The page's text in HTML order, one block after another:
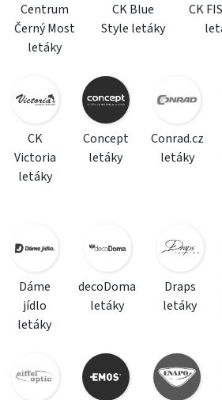
Centrum
Černý Most
letáky
CK Blue
Style letáky
CK
CK
Victoria
letáky
Concept
letáky
Conrad.cz
letáky
Dáme
jídlo
letáky
decoDoma
letáky
Draps
letáky